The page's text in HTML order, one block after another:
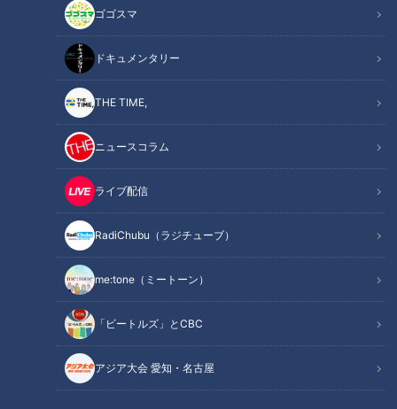
ゴゴスマ
ドキュメンタリー
THE TIME,
ニュースコラム
ライブ配信
RadiChubu（ラジチューブ）
me:tone（ミートーン）
「ビートルズ」とCBC
アジア大会 愛知・名古屋
関連リンク
【３分クッキング公式】
材料（2人分）
作り方
オススメ関連コンテンツ
材料（2人分）
鶏ひき肉 200g
(淡口しょうゆ、酒各小さじ1)
キャベツ 4～6枚(250g)
玉ねぎ 1/4個(50g)
しょうが 1/2かけ